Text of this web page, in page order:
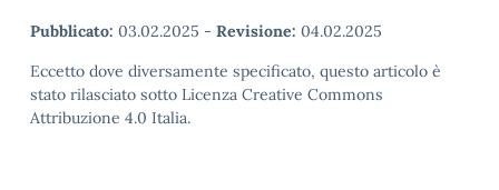
Pubblicato: 03.02.2025 - Revisione: 04.02.2025
Eccetto dove diversamente specificato, questo articolo è
stato rilasciato sotto Licenza Creative Commons
Attribuzione 4.0 Italia.